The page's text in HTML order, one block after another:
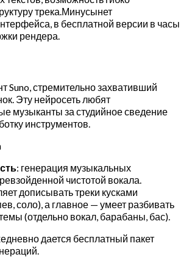
трека.Минусынет
в бесплатной версии в часы
рендера.
Suno, стремительно захвативший
Эту нейросеть любят
музыканты за студийное сведение
инструментов.
: генерация музыкальных
чистотой вокала.
дописывать треки кусками
соло), а главное — умеет разбивать
(отдельно вокал, барабаны, бас).
дается бесплатный пакет